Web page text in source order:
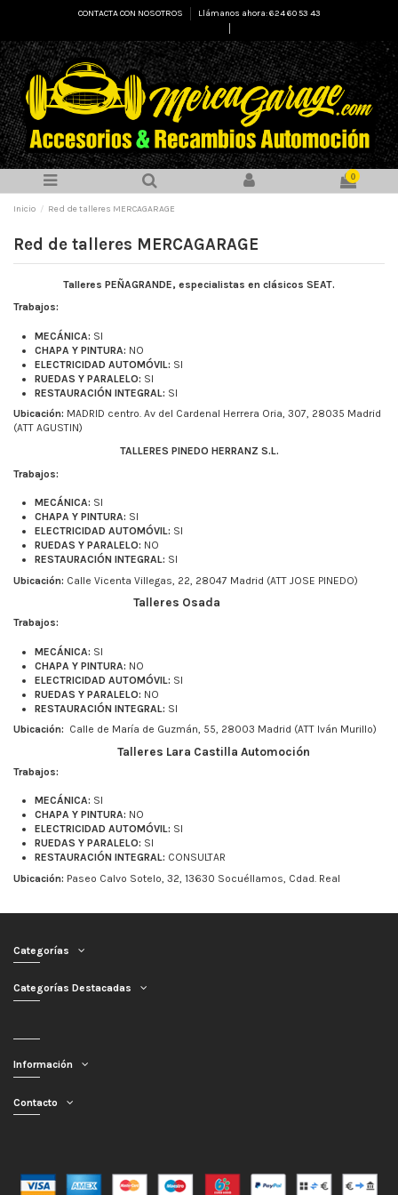
CONTACTA CON NOSOTROS
Llámanos ahora: 624 60 53 43
0
Inicio Red de talleres MERCAGARAGE
Red de talleres MERCAGARAGE
Talleres PEÑAGRANDE, especialistas en clásicos SEAT.
Trabajos:
MECÁNICA: SI
CHAPA Y PINTURA: NO
ELECTRICIDAD AUTOMÓVIL: SI
RUEDAS Y PARALELO: SI
RESTAURACIÓN INTEGRAL: SI
Ubicación: MADRID centro. Av del Cardenal Herrera Oria, 307, 28035 Madrid
(ATT AGUSTIN)
TALLERES PINEDO HERRANZ S.L.
Trabajos:
MECÁNICA: SI
CHAPA Y PINTURA: SI
ELECTRICIDAD AUTOMÓVIL: SI
RUEDAS Y PARALELO: NO
RESTAURACIÓN INTEGRAL: SI
Ubicación: Calle Vicenta Villegas, 22, 28047 Madrid (ATT JOSE PINEDO)
Talleres Osada
Trabajos:
MECÁNICA: SI
CHAPA Y PINTURA: NO
ELECTRICIDAD AUTOMÓVIL: SI
RUEDAS Y PARALELO: NO
RESTAURACIÓN INTEGRAL: SI
Ubicación: Calle de María de Guzmán, 55, 28003 Madrid (ATT Iván Murillo)
Talleres Lara Castilla Automoción
Trabajos:
MECÁNICA: SI
CHAPA Y PINTURA: NO
ELECTRICIDAD AUTOMÓVIL: SI
RUEDAS Y PARALELO: SI
RESTAURACIÓN INTEGRAL: CONSULTAR
Ubicación: Paseo Calvo Sotelo, 32, 13630 Socuéllamos, Cdad. Real
Categorías
Categorías Destacadas
Información
Contacto